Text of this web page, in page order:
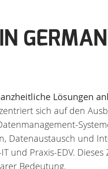
Lösungen
sich auf den
Datenaustausch und
und Praxis-EDV.
Bedeutung.